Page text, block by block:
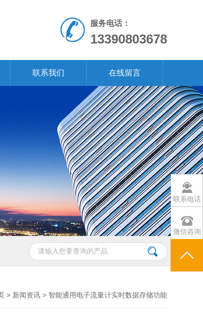
服务电话：
13390803678
联系我们 在线留言
> 新闻资讯 > 智能通用电子流量计实时数据存储功能
联系电话
微信咨询